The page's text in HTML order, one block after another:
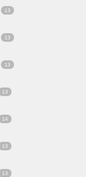
13
13
13
13
14
13
13